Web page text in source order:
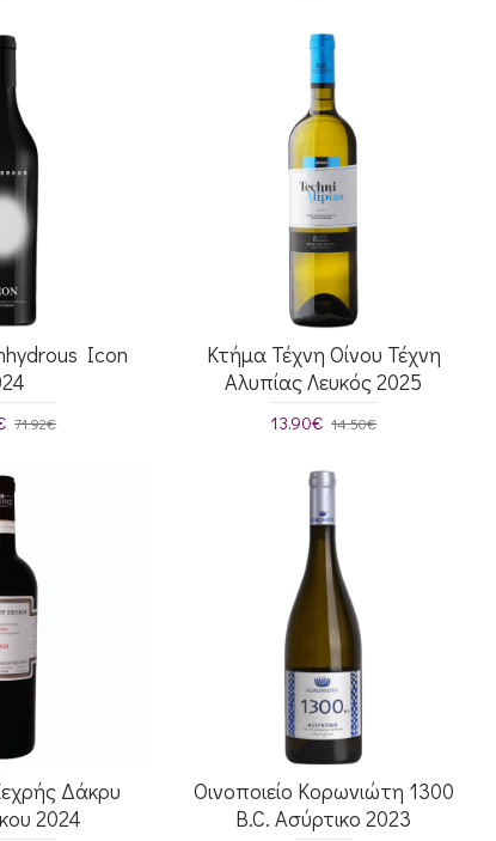
Icon
71.92€
Κτήμα Τέχνη Οίνου Τέχνη
Αλυπίας Λευκός 2025
13.90€ 14.50€
Δάκρυ
2024
Οινοποιείο Κορωνιώτη 1300
B.C. Ασύρτικο 2023